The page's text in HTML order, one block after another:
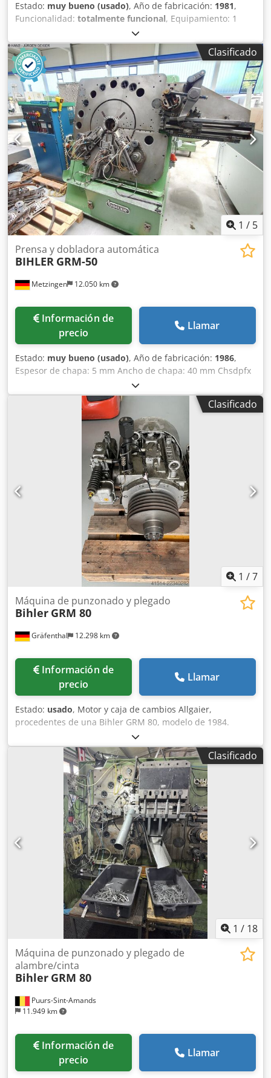
Estado: muy bueno (usado), Año de fabricación: 1981,
Funcionalidad: totalmente funcional, Equipamiento: 1
carro de entrada a la derecha 1 prensa excéntrica 250 kN 4
unidades de carro normal 1 unidad de carro estrecho
Rango de trabajo: Rango de grosor del alambre: hasta 6,0
mm Ancho de banda: hasta 80 mm Longitud de
alimentación: hasta 520 mm Cjdpor D N Eqofx Agdsha
Rendimiento: 10 - 250/min.
Clasificado
1 / 5
Metzingen 12.050 km
Prensa y dobladora automática
BIHLER GRM-50
Información de
precio
Llamar
Estado: muy bueno (usado), Año de fabricación: 1986,
Espesor de chapa: 5 mm Ancho de chapa: 40 mm Chsdpfx
Aexzk I Ssgdoa ¡Descripción próximamente!
Clasificado
1 /7
Gräfenthal 12.298 km
Máquina de punzonado y plegado
Bihler GRM 80
Información de
precio
Llamar
Estado: usado, Motor y caja de cambios Allgaier,
procedentes de una Bihler GRM 80, modelo de 1984.
Cjdpfx Aozl Ez Isgdoha ¡ATENCIÓN! Se trata únicamente
del motor y la caja de cambios, tal como se muestra en las
imágenes. Según el anterior propietario, la caja de
cambios fue revisada y, tras la revisión, ya no se utilizó.
Clasificado
1 / 18
Puurs-Sint-Amands
11.949 km
Máquina de punzonado y plegado de
alambre/cinta
Bihler GRM 80
Información de
precio
Llamar